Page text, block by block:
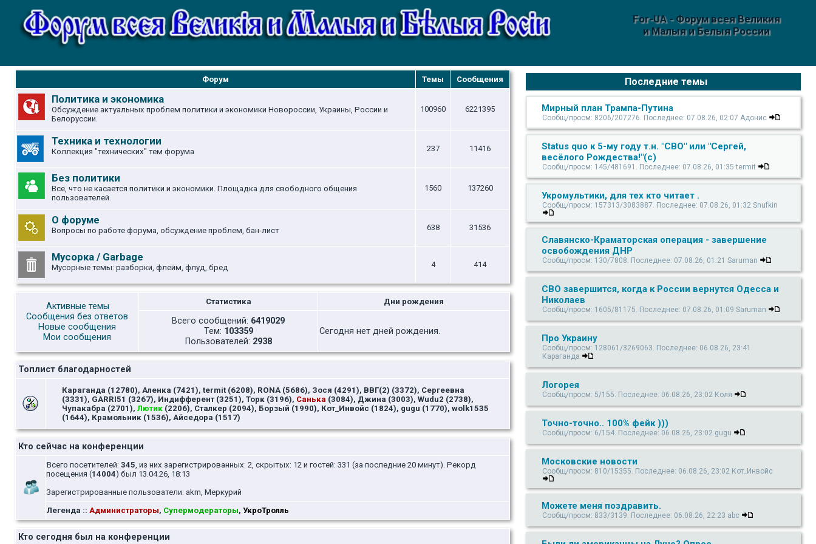
For-UA - Форум всея Великия
и Малыя и Белыя России
Последние темы
Мирный план Трампа-Путина
Сообщ/просм: 8206/207276. Последнее: 07.08.26, 02:07 Адонис
Status quo к 5-му году т.н. "СВО" или "Сергей,
весёлого Рождества!"(с)
Сообщ/просм: 145/481691. Последнее: 07.08.26, 01:35 termit
Укромультики, для тех кто читает .
Сообщ/просм: 157313/3083887. Последнее: 07.08.26, 01:32 Snufkin
Славянско-Краматорская операция - завершение
освобождения ДНР
Сообщ/просм: 130/7808. Последнее: 07.08.26, 01:21 Saruman
СВО завершится, когда к России вернутся Одесса и
Николаев
Сообщ/просм: 1605/81175. Последнее: 07.08.26, 01:09 Saruman
Про Украину
Сообщ/просм: 128061/3269063. Последнее: 06.08.26, 23:41
Караганда
Логорея
Сообщ/просм: 5/155. Последнее: 06.08.26, 23:02 Коля
Точно-точно.. 100% фейк )))
Сообщ/просм: 6/154. Последнее: 06.08.26, 23:02 gugu
Московские новости
Сообщ/просм: 810/15355. Последнее: 06.08.26, 23:02 Кот_Инвойс
Можете меня поздравить.
Сообщ/просм: 833/3139. Последнее: 06.08.26, 22:23 abc
Форум Темы Сообщения
Политика и экономика
Обсуждение актуальных проблем политики и экономики Новороссии, Украины, России и
Белоруссии.
100960 6221395
Техника и технологии
Коллекция "технических" тем форума 237 11416
Без политики
Все, что не касается политики и экономики. Площадка для свободного общения
пользователей.
1560 137260
О форуме
Вопросы по работе форума, обсуждение проблем, бан-лист 638 31536
Мусорка / Garbage
Мусорные темы: разборки, флейм, флуд, бред 4 414
Активные темы
Сообщения без ответов
Новые сообщения
Мои сообщения
Статистика Дни рождения
Всего сообщений: 6419029
Тем: 103359
Пользователей: 2938
Сегодня нет дней рождения.
Топлист благодарностей
Караганда (12780), Аленка (7421), termit (6208), RONA (5686), Зося (4291), ВВГ(2) (3372), Сергеевна
(3331), GARRI51 (3267), Индифферент (3251), Торк (3196), Санька (3084), Джина (3003), Wudu2 (2738),
Чупакабра (2701), Лютик (2206), Сталкер (2094), Борзый (1990), Кот_Инвойс (1824), gugu (1770), wolk1535
(1644), Крамольник (1536), Айседора (1517)
Кто сейчас на конференции
Всего посетителей: 345, из них зарегистрированных: 2, скрытых: 12 и гостей: 331 (за последние 20 минут). Рекорд
посещения (14004) был 13.04.26, 18:13
Зарегистрированные пользователи: akm, Меркурий
Легенда :: Администраторы, Супермодераторы, УкроТролль
Кто сегодня был на конференции